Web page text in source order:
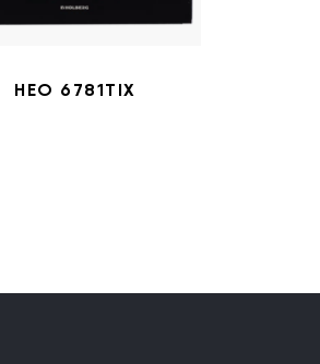
HEO 6781TIX